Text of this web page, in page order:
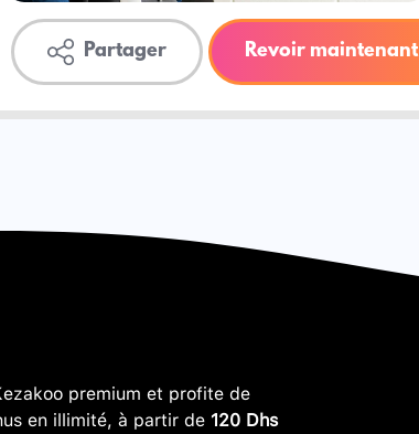
Partager Revoir maintenant
premium et profite de
en illimité, à partir de 120 Dhs